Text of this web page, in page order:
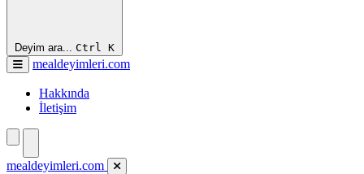
Deyim ara... Ctrl K
mealdeyimleri.com
Hakkında
İletişim
mealdeyimleri.com